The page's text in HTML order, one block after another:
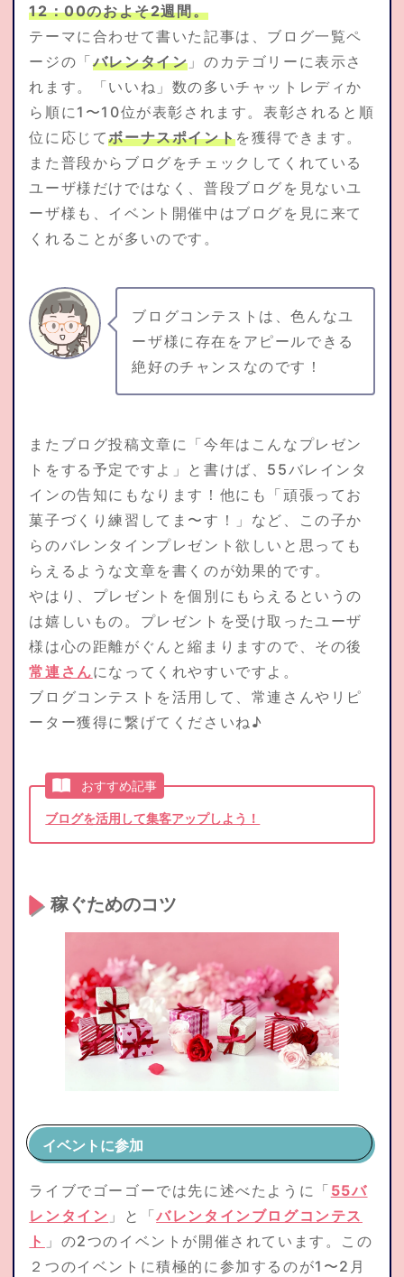
12：00のおよそ2週間。
テーマに合わせて書いた記事は、ブログ一覧ペ
ージの「バレンタイン 」のカテゴリーに表示さ
れます。「いいね」数の多いチャットレディか
ら順に1〜10位が表彰されます。表彰されると順
位に応じてボーナスポイントを獲得できます。
また普段からブログをチェックしてくれている
ユーザ様だけではなく、普段ブログを見ないユ
ーザ様も、イベント開催中はブログを見に来て
くれることが多いのです。
ブログコンテストは、色んなユ
ーザ様に存在をアピールできる
絶好のチャンスなのです！
またブログ投稿文章に「今年はこんなプレゼン
トをする予定ですよ」と書けば、55バレインタ
インの告知にもなります！他にも「頑張ってお
菓子づくり練習してま〜す！」など、この子か
らのバレンタインプレゼント欲しいと思っても
らえるような文章を書くのが効果的です。
やはり、プレゼントを個別にもらえるというの
は嬉しいもの。プレゼントを受け取ったユーザ
様は心の距離がぐんと縮まりますので、その後
常連さんになってくれやすいですよ。
ブログコンテストを活用して、常連さんやリピ
ーター獲得に繋げてくださいね♪
おすすめ記事
ブログを活用して集客アップしよう！
稼ぐためのコツ
イベントに参加
ライブでゴーゴーでは先に述べたように「 55バ
レンタイン 」と「バレンタインブログコンテス
ト 」の2つのイベントが開催されています。この
２つのイベントに積極的に参加するのが1〜2月